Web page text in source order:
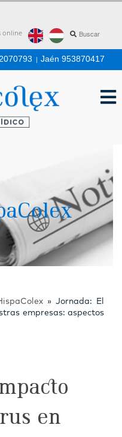
online
| Jaén 953870417
»Jornada: El
empresas: aspectos
en